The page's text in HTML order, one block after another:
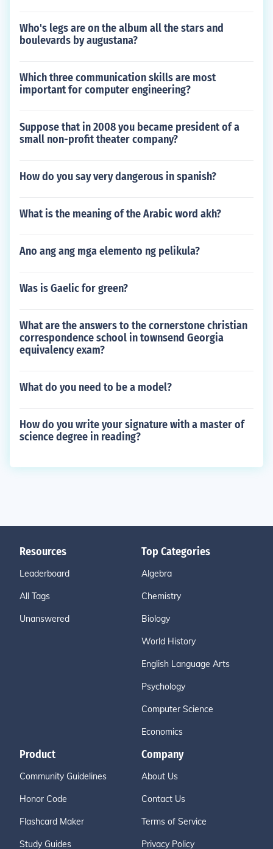
Who's legs are on the album all the stars and
boulevards by augustana?
Which three communication skills are most
important for computer engineering?
Suppose that in 2008 you became president of a
small non-profit theater company?
How do you say very dangerous in spanish?
What is the meaning of the Arabic word akh?
Ano ang ang mga elemento ng pelikula?
Was is Gaelic for green?
What are the answers to the cornerstone christian
correspondence school in townsend Georgia
equivalency exam?
What do you need to be a model?
How do you write your signature with a master of
science degree in reading?
Resources
Leaderboard
All Tags
Unanswered
Top Categories
Algebra
Chemistry
Biology
World History
English Language Arts
Psychology
Computer Science
Economics
Product
Community Guidelines
Honor Code
Flashcard Maker
Study Guides
Company
About Us
Contact Us
Terms of Service
Privacy Policy